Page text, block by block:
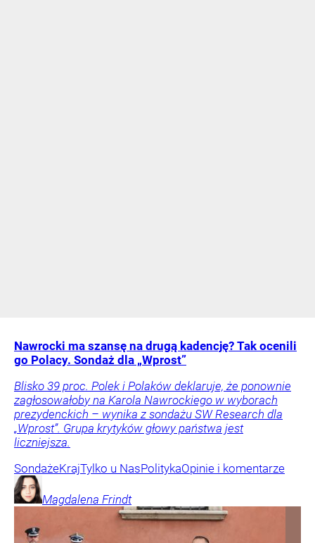
Nawrocki ma szansę na drugą kadencję? Tak ocenili
go Polacy. Sondaż dla „Wprost”
Blisko 39 proc. Polek i Polaków deklaruje, że ponownie
zagłosowałoby na Karola Nawrockiego w wyborach
prezydenckich – wynika z sondażu SW Research dla
„Wprost”. Grupa krytyków głowy państwa jest
liczniejsza.
SondażeKrajTylko u NasPolitykaOpinie i komentarze
Magdalena Frindt